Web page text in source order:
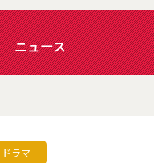
ニュース
ドラマ